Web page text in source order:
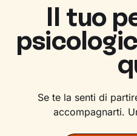
Il tuo
Se te la senti di
accompagnarti.